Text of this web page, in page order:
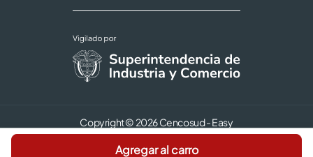
Agregar al carro
Copyright © 2026 Cencosud - Easy
Términos y Condiciones |
Seguridad y Privacidad |